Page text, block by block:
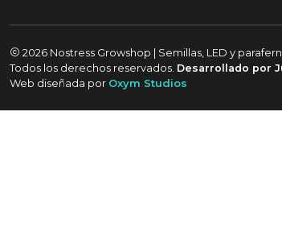
2026 Nostress Growshop | Semillas, LED y
Todos los derechos reservados. Desarrollado por
Web diseñada por Oxym Studios